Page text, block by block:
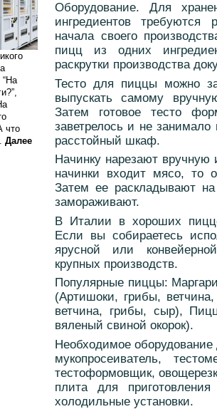
“На
что
Далее
Оборудование. Для
ингредиентов
начала своего
пицц из одних
раскрутки производства
Тесто для пиццы можно
выпускать самому
Затем готовое тесто
заветрелось и не
расстойный шкаф.
Начинку нарезают
начинки входит мясо, то
Затем ее раскладывают
замораживают.
В Италии в хороших
Если вы собираетесь
ярусной или
крупных производств.
Популярные пиццы:
(Артишоки, грибы,
ветчина, грибы, сыр),
вяленый свиной окорок).
Необходимое
мукопросеиватель,
тестоформовщик,
плита для
холодильные установки.